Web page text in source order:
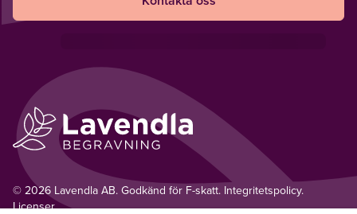
© 2026 Lavendla AB. Godkänd för F-skatt. Integritetspolicy.
Licenser.